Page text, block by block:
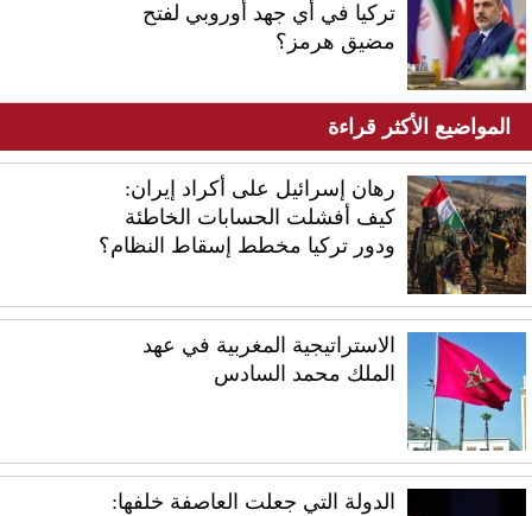
تركيا في أي جهد أوروبي لفتح
مضيق هرمز؟
المواضيع الأكثر قراءة
رهان إسرائيل على أكراد إيران:
كيف أفشلت الحسابات الخاطئة
ودور تركيا مخطط إسقاط النظام؟
الاستراتيجية المغربية في عهد
الملك محمد السادس
الدولة التي جعلت العاصفة خلفها: